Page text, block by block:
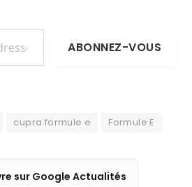
ABONNEZ-VOUS
cupra formule e Formule E
sur Google Actualités